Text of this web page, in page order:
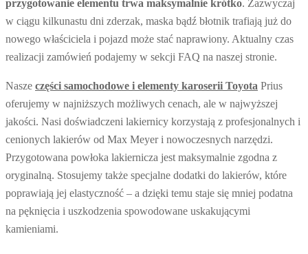
przygotowanie elementu trwa maksymalnie krótko. Zazwyczaj
w ciągu kilkunastu dni zderzak, maska bądź błotnik trafiają już do
nowego właściciela i pojazd może stać naprawiony. Aktualny czas
realizacji zamówień podajemy w sekcji FAQ na naszej stronie.
Nasze części samochodowe i elementy karoserii Toyota Prius
oferujemy w najniższych możliwych cenach, ale w najwyższej
jakości. Nasi doświadczeni lakiernicy korzystają z profesjonalnych i
cenionych lakierów od Max Meyer i nowoczesnych narzędzi.
Przygotowana powłoka lakiernicza jest maksymalnie zgodna z
oryginalną. Stosujemy także specjalne dodatki do lakierów, które
poprawiają jej elastyczność – a dzięki temu staje się mniej podatna
na pęknięcia i uszkodzenia spowodowane uskakującymi
kamieniami.